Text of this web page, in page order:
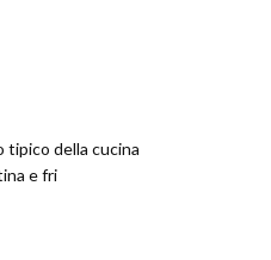
tipico della cucina
e fri